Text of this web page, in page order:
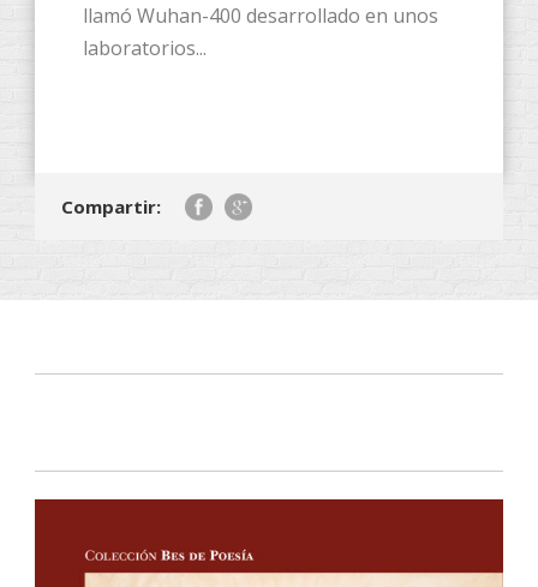
llamó Wuhan-400 desarrollado en unos
laboratorios...
Compartir: